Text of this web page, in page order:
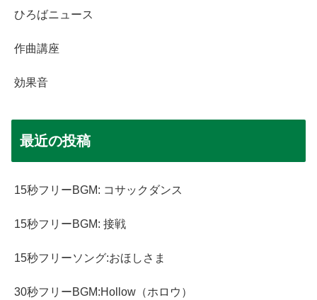
ひろばニュース
作曲講座
効果音
最近の投稿
15秒フリーBGM: コサックダンス
15秒フリーBGM: 接戦
15秒フリーソング:おほしさま
30秒フリーBGM:Hollow（ホロウ）